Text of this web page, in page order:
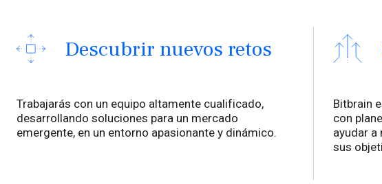
Descubrir nuevos retos
Trabajarás con un equipo altamente cualificado,
desarrollando soluciones para un mercado
emergente, en un entorno apasionante y dinámico.
Bitbrain
con
ayudar
sus